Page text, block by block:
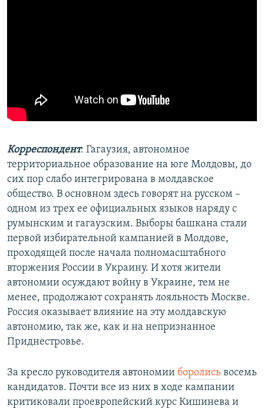
Корреспондент: Гагаузия, автономное
территориальное образование на юге Молдовы, до
сих пор слабо интегрирована в молдавское
общество. В основном здесь говорят на русском –
одном из трех ее официальных языков наряду с
румынским и гагаузским. Выборы башкана стали
первой избирательной кампанией в Молдове,
проходящей после начала полномасштабного
вторжения России в Украину. И хотя жители
автономии осуждают войну в Украине, тем не
менее, продолжают сохранять лояльность Москве.
Россия оказывает влияние на эту молдавскую
автономию, так же, как и на непризнанное
Приднестровье.
За кресло руководителя автономии боролись восемь
кандидатов. Почти все из них в ходе кампании
критиковали проевропейский курс Кишинева и